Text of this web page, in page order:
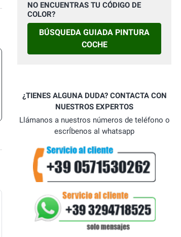
NO ENCUENTRAS TU CÓDIGO DE
COLOR?
BÚSQUEDA GUIADA PINTURA
COCHE
¿TIENES ALGUNA DUDA? CONTACTA CON
NUESTROS EXPERTOS
Llámanos a nuestros números de teléfono o
escrÍbenos al whatsapp